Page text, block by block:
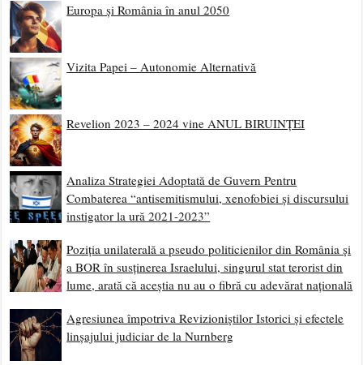
Europa și România în anul 2050
Vizita Papei – Autonomie Alternativă
Revelion 2023 – 2024 vine ANUL BIRUINȚEI
Analiza Strategiei Adoptată de Guvern Pentru
Combaterea “antisemitismului, xenofobiei și discursului
instigator la ură 2021-2023”
Poziția unilaterală a pseudo politicienilor din România și
a BOR în susținerea Israelului, singurul stat terorist din
lume, arată că aceștia nu au o fibră cu adevărat națională
Agresiunea împotriva Revizioniștilor Istorici și efectele
linșajului judiciar de la Nurnberg